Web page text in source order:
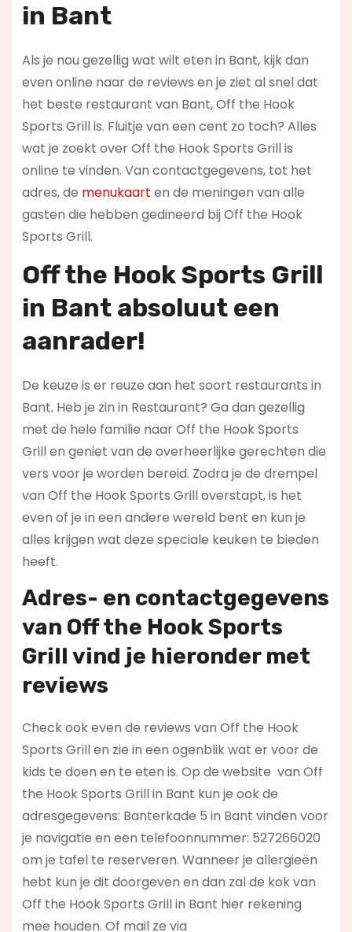
in Bant
Als je nou gezellig wat wilt eten in Bant, kijk dan
even online naar de reviews en je ziet al snel dat
het beste restaurant van Bant, Off the Hook
Sports Grill is. Fluitje van een cent zo toch? Alles
wat je zoekt over Off the Hook Sports Grill is
online te vinden. Van contactgegevens, tot het
adres, de menukaart en de meningen van alle
gasten die hebben gedineerd bij Off the Hook
Sports Grill.
Off the Hook Sports Grill
in Bant absoluut een
aanrader!
De keuze is er reuze aan het soort restaurants in
Bant. Heb je zin in Restaurant? Ga dan gezellig
met de hele familie naar Off the Hook Sports
Grill en geniet van de overheerlijke gerechten die
vers voor je worden bereid. Zodra je de drempel
van Off the Hook Sports Grill overstapt, is het
even of je in een andere wereld bent en kun je
alles krijgen wat deze speciale keuken te bieden
heeft.
Adres- en contactgegevens
van Off the Hook Sports
Grill vind je hieronder met
reviews
Check ook even de reviews van Off the Hook
Sports Grill en zie in een ogenblik wat er voor de
kids te doen en te eten is. Op de website van Off
the Hook Sports Grill in Bant kun je ook de
adresgegevens: Banterkade 5 in Bant vinden voor
je navigatie en een telefoonnummer: 527266020
om je tafel te reserveren. Wanneer je allergieën
hebt kun je dit doorgeven en dan zal de kok van
Off the Hook Sports Grill in Bant hier rekening
mee houden. Of mail ze via